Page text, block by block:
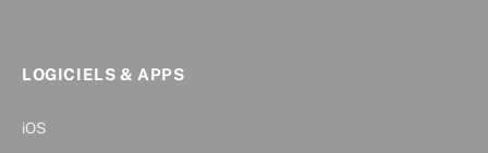
LOGICIELS & APPS
iOS